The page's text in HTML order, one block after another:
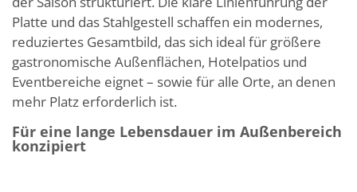
Platte und das Stahlgestell schaffen ein modernes,
reduziertes Gesamtbild, das sich ideal für größere
gastronomische Außenflächen, Hotelpatios und
Eventbereiche eignet – sowie für alle Orte, an denen
mehr Platz erforderlich ist.
Für eine lange Lebensdauer im Außenbereich
konzipiert